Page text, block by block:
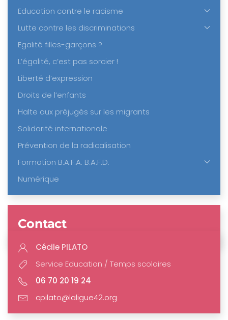
Education contre le racisme
Lutte contre les discriminations
Egalité filles-garçons ?
L’égalité, c’est pas sorcier !
Liberté d’expression
Droits de l’enfants
Halte aux préjugés sur les migrants
Solidarité internationale
Prévention de la radicalisation
Formation B.A.F.A. B.A.F.D.
Numérique
Contact
Cécile PILATO
Service Education / Temps scolaires
06 70 20 19 24
cpilato@laligue42.org